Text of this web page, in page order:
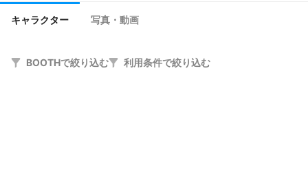
キャラクター 写真・動画
BOOTHで絞り込む 利用条件で絞り込む